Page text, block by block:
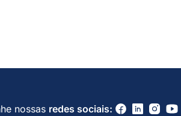
nossas redes sociais: